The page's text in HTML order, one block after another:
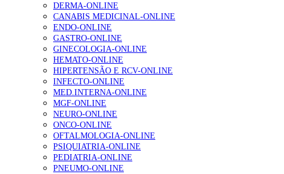
1.º Episódio do Podcast “Frequência Cardio – Sintoniza-te na
202 visualizações
Alguns milhares de utentes podem ficar sem médico de família
160 visualizações
“Os programas de rastreio do cancro do pulmão são custo-
94 visualizações
DERMA-ONLINE
CANABIS MEDICINAL-ONLINE
ENDO-ONLINE
GASTRO-ONLINE
GINECOLOGIA-ONLINE
HEMATO-ONLINE
HIPERTENSÃO E RCV-ONLINE
INFECTO-ONLINE
MED.INTERNA-ONLINE
MGF-ONLINE
NEURO-ONLINE
ONCO-ONLINE
OFTALMOLOGIA-ONLINE
PSIQUIATRIA-ONLINE
PEDIATRIA-ONLINE
PNEUMO-ONLINE